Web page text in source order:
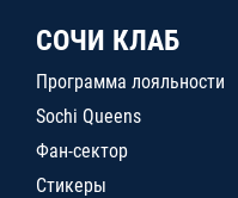
СОЧИ КЛАБ
Программа лояльности
Sochi Queens
Фан-сектор
Стикеры